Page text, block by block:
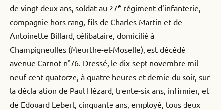
de vingt-deux ans, soldat au 27e régiment d’infanterie,
compagnie hors rang, fils de Charles Martin et de
Antoinette Billard, célibataire, domicilié à
Champigneulles (Meurthe-et-Moselle), est décédé
avenue Carnot n°76. Dressé, le dix-sept novembre mil
neuf cent quatorze, à quatre heures et demie du soir, sur
la déclaration de Paul Hézard, trente-six ans, infirmier, et
de Edouard Lebert, cinquante ans, employé, tous deux